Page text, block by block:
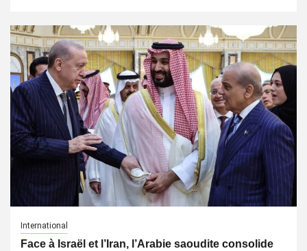
International
Face à Israël et l’Iran, l’Arabie saoudite consolide